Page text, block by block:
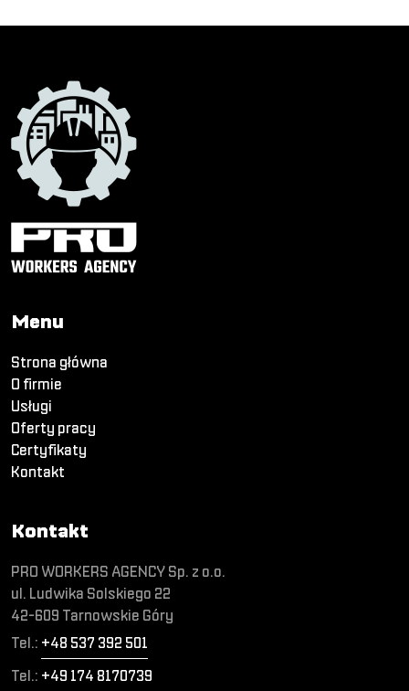
Menu
Strona główna
O firmie
Usługi
Oferty pracy
Certyfikaty
Kontakt
Kontakt
PRO WORKERS AGENCY Sp. z o.o.
ul. Ludwika Solskiego 22
42-609 Tarnowskie Góry
Tel.: +48 537 392 501
Tel.: +49 174 8170739